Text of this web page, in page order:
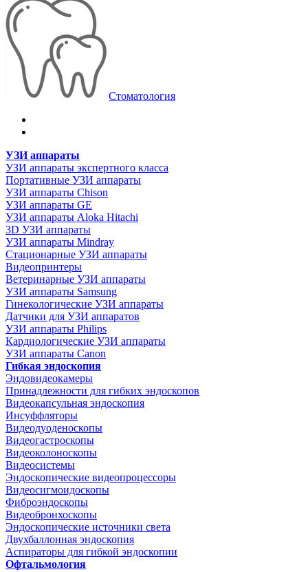
Стоматология
УЗИ аппараты
УЗИ аппараты экспертного класса
Портативные УЗИ аппараты
УЗИ аппараты Chison
УЗИ аппараты GE
УЗИ аппараты Aloka Hitachi
3D УЗИ аппараты
УЗИ аппараты Mindray
Стационарные УЗИ аппараты
Видеопринтеры
Ветеринарные УЗИ аппараты
УЗИ аппараты Samsung
Гинекологические УЗИ аппараты
Датчики для УЗИ аппаратов
УЗИ аппараты Philips
Кардиологические УЗИ аппараты
УЗИ аппараты Canon
Гибкая эндоскопия
Эндовидеокамеры
Принадлежности для гибких эндоскопов
Видеокапсульная эндоскопия
Инсуффляторы
Видеодуоденоскопы
Видеогастроскопы
Видеоколоноскопы
Видеосистемы
Эндоскопические видеопроцессоры
Видеосигмоидоскопы
Фиброэндоскопы
Видеобронхоскопы
Эндоскопические источники света
Двухбаллонная эндоскопия
Аспираторы для гибкой эндоскопии
Офтальмология